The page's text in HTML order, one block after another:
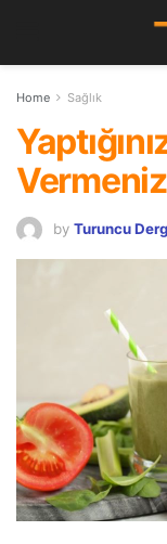
Home Sağlık
by Turuncu